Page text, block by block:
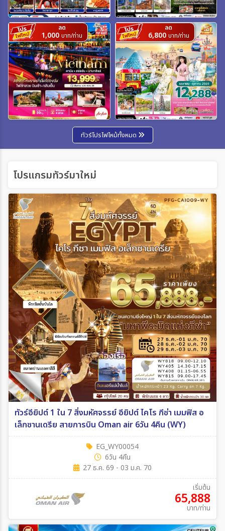
ลด
1,000 บาท/ท่าน
ลด
6,800 บาท/ท่าน
ทัวร์โปรไฟไหม้ทั้งหมด
โปรแกรมทัวร์มาใหม่
ทัวร์อียิปต์ 1 ใน 7 สิ่งมหัศจรรย์ อียิปต์ ไคโร กีซ่า เมมฟิส อ
เล็กซานเดรีย สายการบิน Oman air 6วัน 4คืน (WY)
EG_WY00054
6วัน 4คืน
27 ธ.ค. 69 - 03 ม.ค. 70
เริ่มต้น
65,888
บาท/ท่าน